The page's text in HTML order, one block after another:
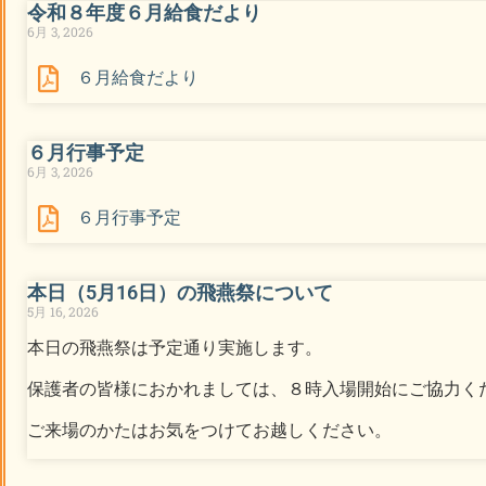
令和８年度６月給食だより
6月 3, 2026
６月給食だより
６月行事予定
6月 3, 2026
６月行事予定
本日（5月16日）の飛燕祭について
5月 16, 2026
本日の飛燕祭は予定通り実施します。
保護者の皆様におかれましては、８時入場開始にご協力く
ご来場のかたはお気をつけてお越しください。